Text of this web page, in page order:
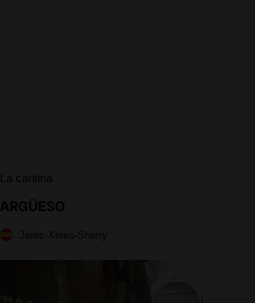
La cantina
ARGÜESO
Jerez-Xérès-Sherry